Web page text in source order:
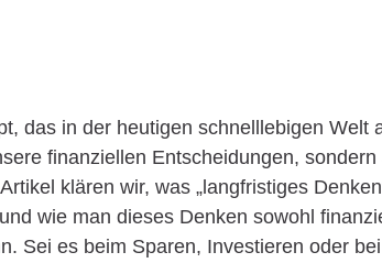
das in der heutigen schnelllebigen Welt
finanziellen Entscheidungen,
klären wir, was „langfristiges
wie man dieses Denken sowohl
Sei es beim Sparen, Investieren oder